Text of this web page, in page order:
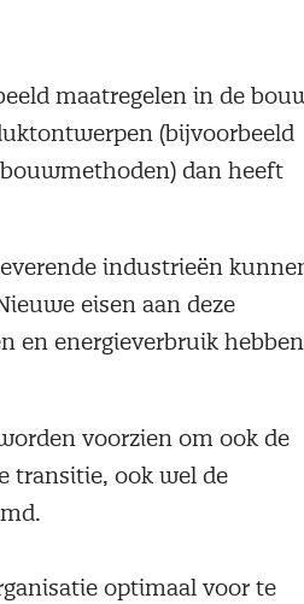
maatregelen in de
(bijvoorbeeld
dan heeft
industrieën
eisen aan deze
en energieverbruik hebben
voorzien om ook de
transitie, ook wel de
optimaal voor te